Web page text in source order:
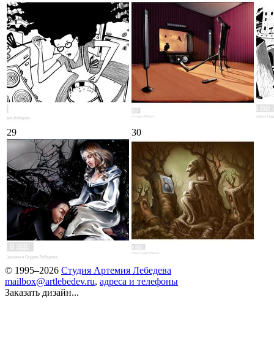
29 30
© 1995–2026 Студия Артемия Лебедева
mailbox@artlebedev.ru, адреса и телефоны
Заказать дизайн...